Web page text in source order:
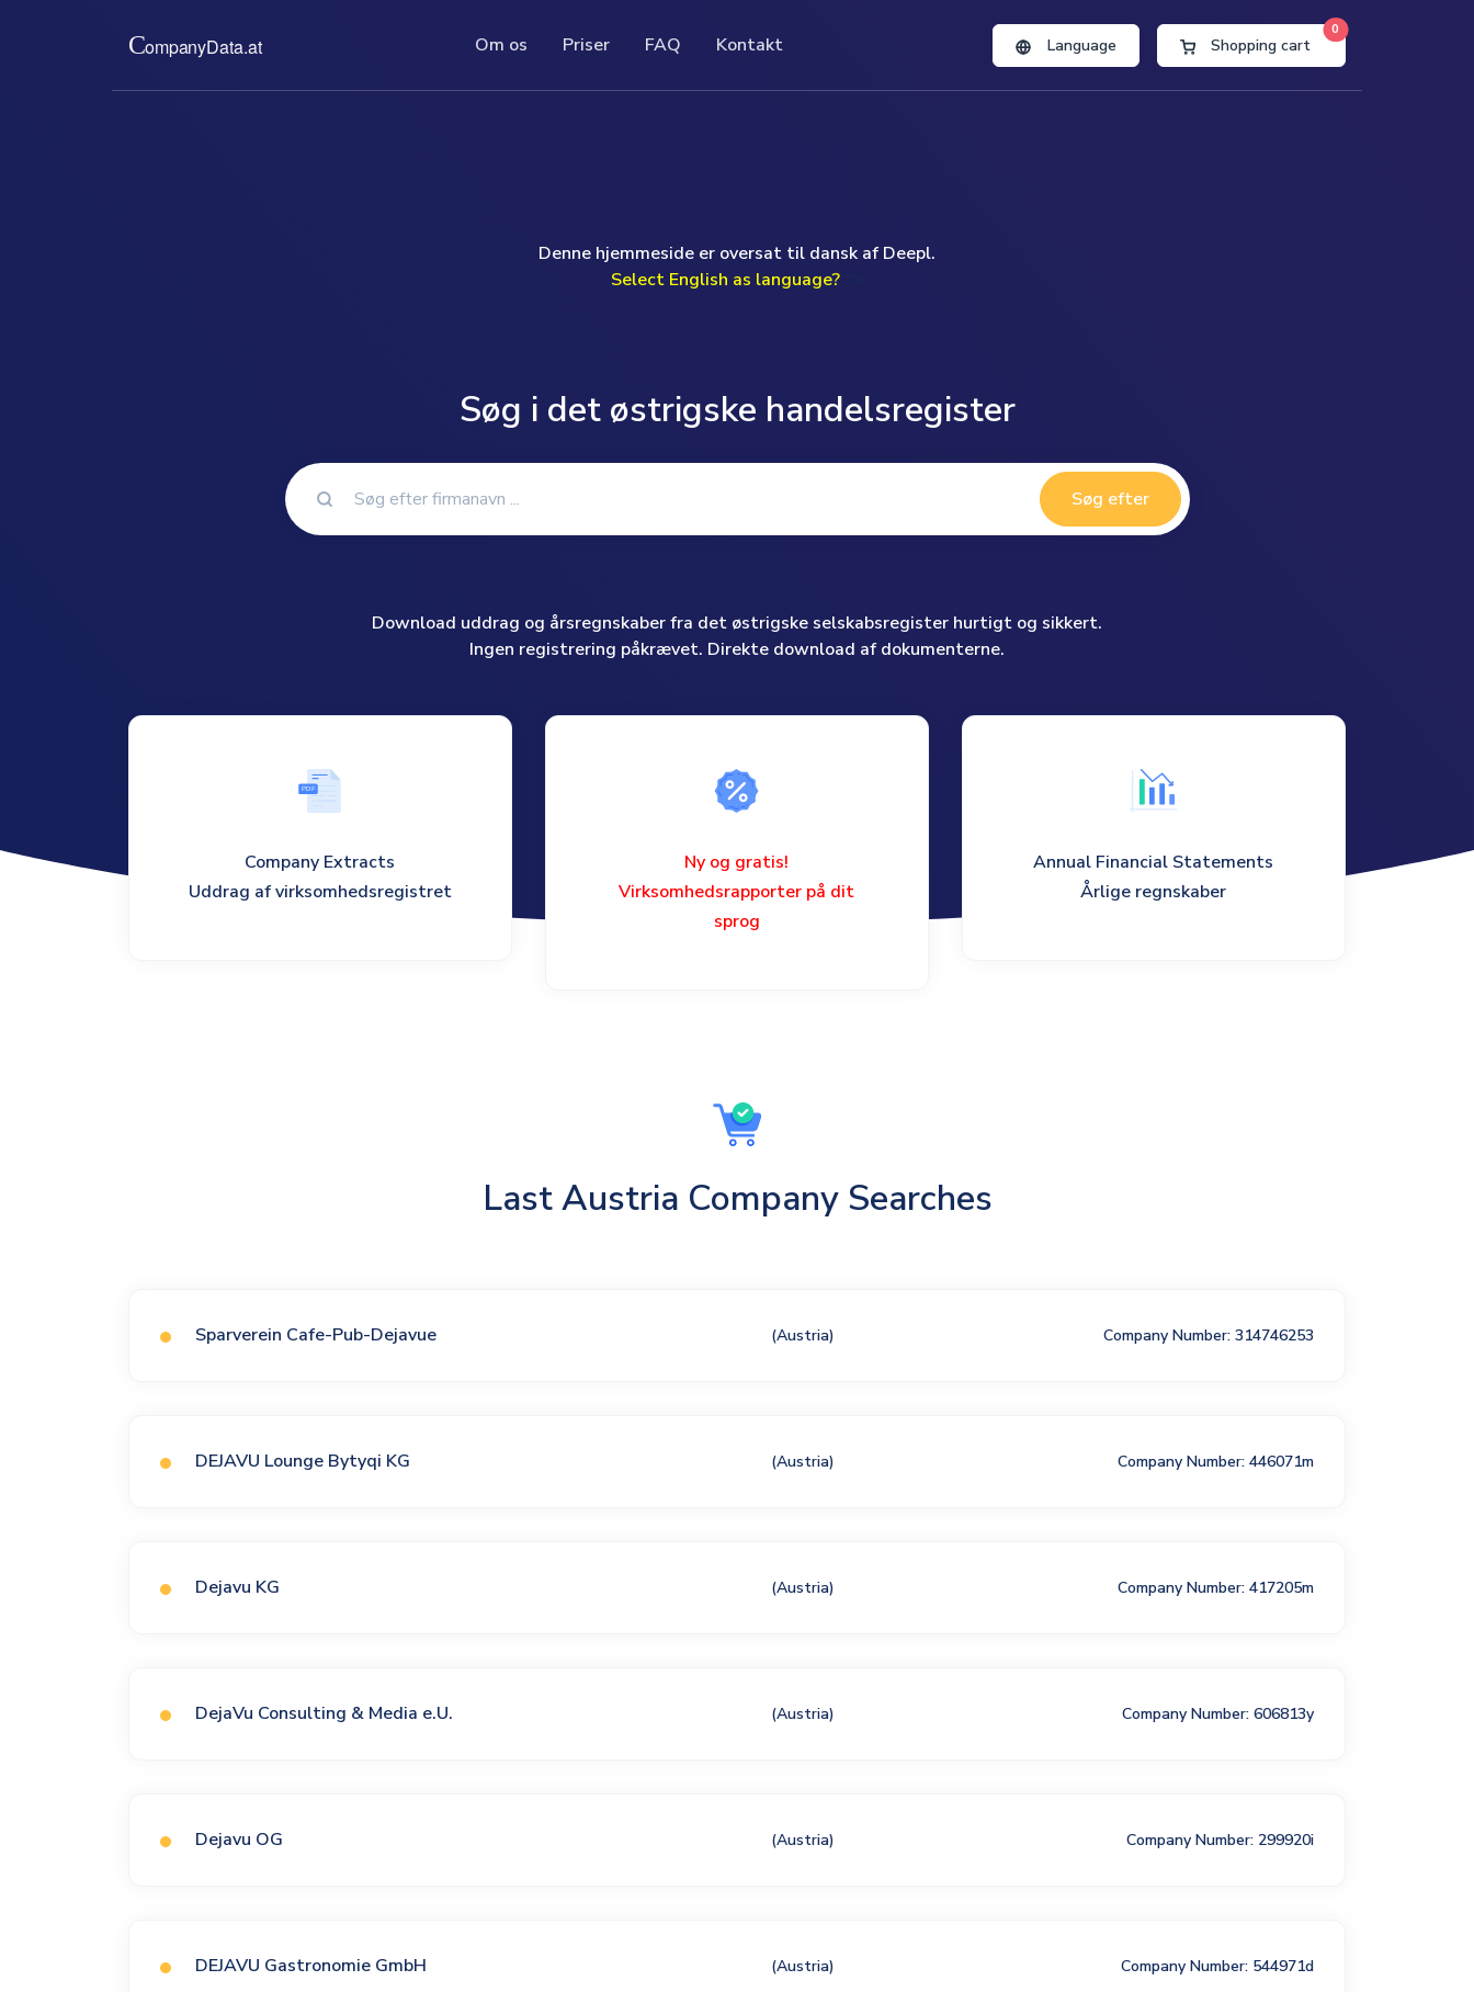
Om os Priser FAQ
read more ...
Kontakt
Monday to Friday 09.00am-17.00pm (GMT)
T: +49 (0) 160 97093524
Language Shopping cart
0
Denne hjemmeside er oversat til dansk af Deepl.
Select English as language?
Søg i det østrigske handelsregister
Søg efter
Download uddrag og årsregnskaber fra det østrigske selskabsregister hurtigt og sikkert.
Ingen registrering påkrævet. Direkte download af dokumenterne.
PDF
Company Extracts
Uddrag af virksomhedsregistret
Ny og gratis!
Virksomhedsrapporter på dit
sprog
Annual Financial Statements
Årlige regnskaber
Last Austria Company Searches
Sparverein Cafe-Pub-Dejavue (Austria) Company Number: 314746253
DEJAVU Lounge Bytyqi KG (Austria) Company Number: 446071m
Dejavu KG (Austria) Company Number: 417205m
DejaVu Consulting & Media e.U. (Austria) Company Number: 606813y
Dejavu OG (Austria) Company Number: 299920i
DEJAVU Gastronomie GmbH (Austria) Company Number: 544971d